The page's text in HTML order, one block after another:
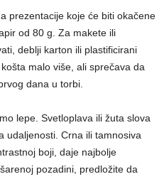
prezentacije koje će biti okačene
od 80 g. Za makete ili
deblji karton ili plastificirani
malo više, ali sprečava da
dana u torbi.
lepe. Svetloplava ili žuta slova
udaljenosti. Crna ili tamnosiva
boji, daje najbolje
pozadini, predložite da